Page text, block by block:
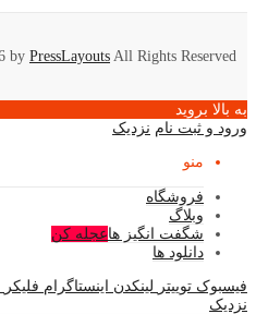
by PressLayouts All Rights Reserved.
به بالا بروید
ورود و ثبت نام نزدیک
منو
فروشگاه
وبلاگ
شگفت انگیز هاعجله کن
دانلود ها
فیسبوک توییتر لینکدن اینستاگرام فلیکر
نزدیک